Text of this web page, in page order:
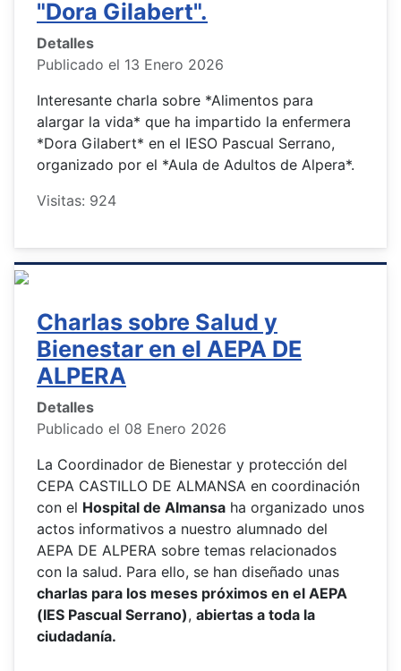
"Dora Gilabert".
Detalles
Publicado el 13 Enero 2026
Interesante charla sobre *Alimentos para
alargar la vida* que ha impartido la enfermera
*Dora Gilabert* en el IESO Pascual Serrano,
organizado por el *Aula de Adultos de Alpera*.
Visitas: 924
Charlas sobre Salud y
Bienestar en el AEPA DE
ALPERA
Detalles
Publicado el 08 Enero 2026
La Coordinador de Bienestar y protección del
CEPA CASTILLO DE ALMANSA en coordinación
con el Hospital de Almansa ha organizado unos
actos informativos a nuestro alumnado del
AEPA DE ALPERA sobre temas relacionados
con la salud. Para ello, se han diseñado unas
charlas para los meses próximos en el AEPA
(IES Pascual Serrano), abiertas a toda la
ciudadanía.